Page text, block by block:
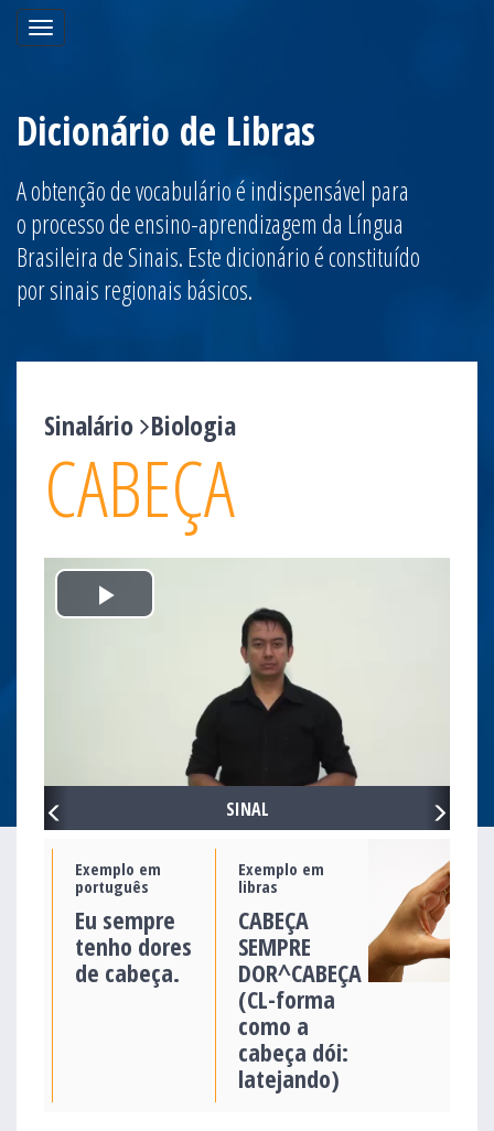
Toggle
navigation
Dicionário de Libras
A obtenção de vocabulário é indispensável para
o processo de ensino-aprendizagem da Língua
Brasileira de Sinais. Este dicionário é constituído
por sinais regionais básicos.
Sinalário Biologia
CABEÇA
Play
PREVIOUS NEXT
SINAL
Exemplo em
português
Eu sempre
tenho dores
de cabeça.
Exemplo em
libras
CABEÇA
SEMPRE
DOR^CABEÇA
(CL-forma
como a
cabeça dói:
latejando)